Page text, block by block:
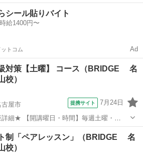
に効果があります。講師は英検の面接委
しでも効果的な面接受験をお手伝いでき
格試験の...
シール貼りバイト
給1400円〜
トコム Ad
対策【土曜】 コース（BRIDGE 名
校）
屋市 提携サイト 7月24日
毎週土曜・
） 【定員】6名(万一、3名に満たない場合
なか難しい英検
検
制「ペアレッスン」（BRIDGE 名
校）